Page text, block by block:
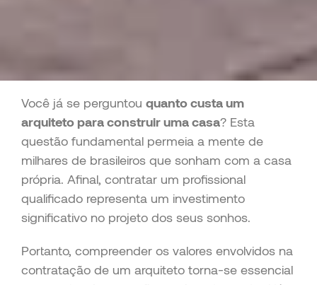
Você já se perguntou quanto custa um
arquiteto para construir uma casa? Esta
questão fundamental permeia a mente de
milhares de brasileiros que sonham com a casa
própria. Afinal, contratar um profissional
qualificado representa um investimento
significativo no projeto dos seus sonhos.
Portanto, compreender os valores envolvidos na
contratação de um arquiteto torna-se essencial